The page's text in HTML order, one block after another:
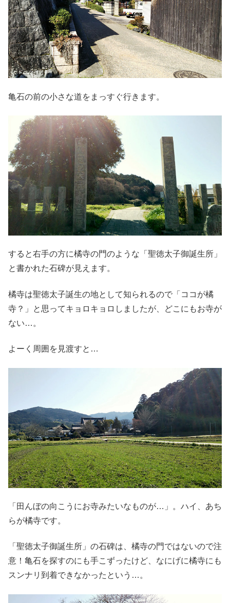
亀石の前の小さな道をまっすぐ行きます。
すると右手の方に橘寺の門のような「聖徳太子御誕生所」
と書かれた石碑が見えます。
橘寺は聖徳太子誕生の地として知られるので「ココが橘
寺？」と思ってキョロキョロしましたが、どこにもお寺が
ない…。
よーく周囲を見渡すと…
「田んぼの向こうにお寺みたいなものが…」。ハイ、あち
らが橘寺です。
「聖徳太子御誕生所」の石碑は、橘寺の門ではないので注
意！亀石を探すのにも手こずったけど、なにげに橘寺にも
スンナリ到着できなかったという…。